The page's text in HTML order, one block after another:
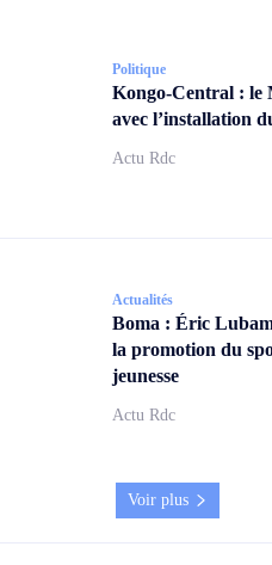
Politique
Kongo-Central : le
avec l’installation
Actu Rdc
Actualités
Boma : Éric
la promotion du
jeunesse
Actu Rdc
Voir plus